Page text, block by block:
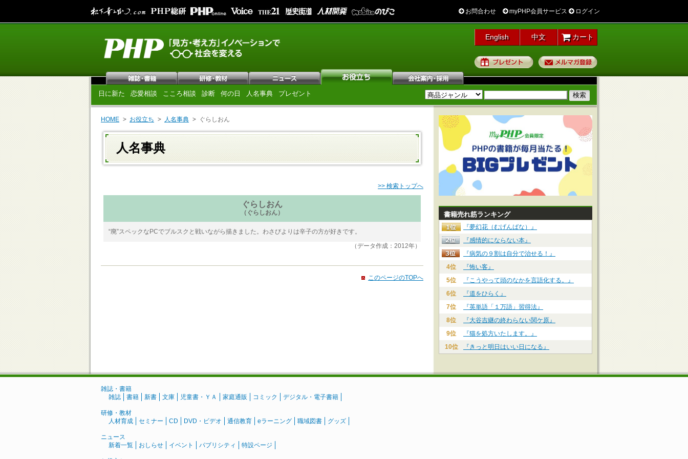
お問合わせ myPHP会員サービス ログイン
English 中文 カート
プレゼント
日に新た 恋愛相談 こころ相談 診断 何の日 人名事典 プレゼント
HOME お役立ち 人名事典 ぐらしおん
人名事典
>> 検索トップへ
ぐらしおん
（ぐらしおん）
“廃”スペックなPCでブルスクと戦いながら描きました。わさびよりは辛子の方が好きです。
（データ作成：2012年）
このページのTOPへ
書籍売れ筋ランキング
『夢幻花（むげんばな）』
『感情的にならない本』
『病気の９割は自分で治せる！』
4位
『怖い客』
5位
『こうやって頭のなかを言語化する。』
6位
『道をひらく』
7位
『英単語「１万語」習得法』
8位
『大谷吉継の終わらない関ケ原』
9位
『猫を処方いたします。』
10位
『きっと明日はいい日になる』
雑誌・書籍
雑誌
書籍 新書 文庫 児童書・ＹＡ 家庭通販 コミック デジタル・電子書籍
研修・教材
人材育成
セミナー CD DVD・ビデオ 通信教育 eラーニング 職域図書 グッズ
ニュース
新着一覧
おしらせ イベント パブリシティ 特設ページ